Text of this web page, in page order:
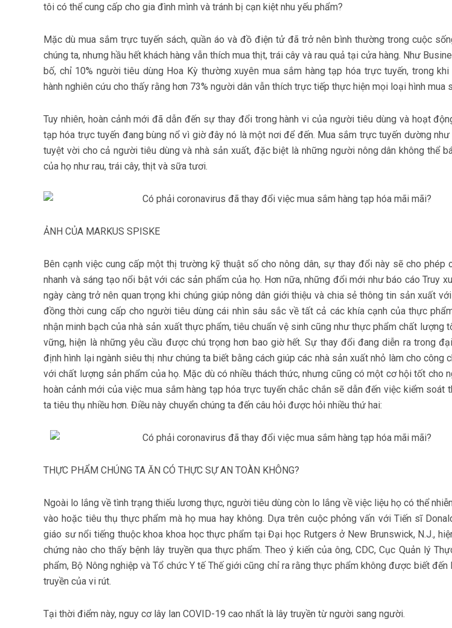
tôi có thể cung cấp cho gia đình mình và tránh bị cạn kiệt nhu yếu phẩm?
Mặc dù mua sắm trực tuyến sách, quần áo và đồ điện tử đã trở nên bình thường trong cuộc
chúng ta, nhưng hầu hết khách hàng vẫn thích mua thịt, trái cây và rau quả tại cửa hàng. Như
bố, chỉ 10% người tiêu dùng Hoa Kỳ thường xuyên mua sắm hàng tạp hóa trực tuyến, trong
hành nghiên cứu cho thấy rằng hơn 73% người dân vẫn thích trực tiếp thực hiện mọi loại hình mua
Tuy nhiên, hoàn cảnh mới đã dẫn đến sự thay đổi trong hành vi của người tiêu dùng và hoạt
tạp hóa trực tuyến đang bùng nổ vì giờ đây nó là một nơi để đến. Mua sắm trực tuyến dường
tuyệt vời cho cả người tiêu dùng và nhà sản xuất, đặc biệt là những người nông dân không thể
của họ như rau, trái cây, thịt và sữa tươi.
ẢNH CỦA MARKUS SPISKE
Bên cạnh việc cung cấp một thị trường kỹ thuật số cho nông dân, sự thay đổi này sẽ cho phép
nhanh và sáng tạo nổi bật với các sản phẩm của họ. Hơn nữa, những đổi mới như báo cáo Truy
ngày càng trở nên quan trọng khi chúng giúp nông dân giới thiệu và chia sẻ thông tin sản xuất
đồng thời cung cấp cho người tiêu dùng cái nhìn sâu sắc về tất cả các khía cạnh của thực
nhận minh bạch của nhà sản xuất thực phẩm, tiêu chuẩn vệ sinh cũng như thực phẩm chất lượng
vững, hiện là những yêu cầu được chú trọng hơn bao giờ hết. Sự thay đổi đang diễn ra trong
định hình lại ngành siêu thị như chúng ta biết bằng cách giúp các nhà sản xuất nhỏ làm cho công
với chất lượng sản phẩm của họ. Mặc dù có nhiều thách thức, nhưng cũng có một cơ hội tốt cho
hoàn cảnh mới của việc mua sắm hàng tạp hóa trực tuyến chắc chắn sẽ dẫn đến việc kiểm soát
ta tiêu thụ nhiều hơn. Điều này chuyển chúng ta đến câu hỏi được hỏi nhiều thứ hai:
THỰC PHẨM CHÚNG TA ĂN CÓ THỰC SỰ AN TOÀN KHÔNG?
Ngoài lo lắng về tình trạng thiếu lương thực, người tiêu dùng còn lo lắng về việc liệu họ có thể
vào hoặc tiêu thụ thực phẩm mà họ mua hay không. Dựa trên cuộc phỏng vấn với Tiến sĩ
giáo sư nổi tiếng thuộc khoa khoa học thực phẩm tại Đại học Rutgers ở New Brunswick, N.J.,
chứng nào cho thấy bệnh lây truyền qua thực phẩm. Theo ý kiến ​​của ông, CDC, Cục Quản lý
phẩm, Bộ Nông nghiệp và Tổ chức Y tế Thế giới cũng chỉ ra rằng thực phẩm không được biết
truyền của vi rút.
Tại thời điểm này, nguy cơ lây lan COVID-19 cao nhất là lây truyền từ người sang người.